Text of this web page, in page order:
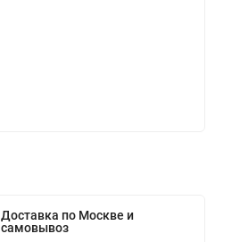
Доставка по Москве и
самовывоз